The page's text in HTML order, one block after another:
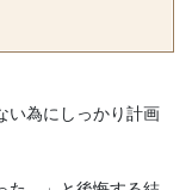
い為にしっかり計画